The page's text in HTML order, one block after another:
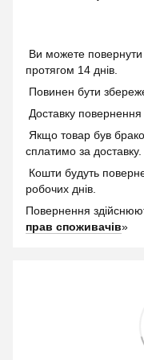
Ви можете повернути
протягом 14 днів.
Повинен бути
Доставку
Якщо товар був
сплатимо за доставку.
Кошти будуть
робочих днів.
Повернення
прав споживачів»